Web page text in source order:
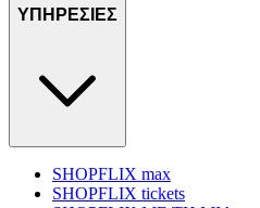
ΥΠΗΡΕΣΙΕΣ
SHOPFLIX max
SHOPFLIX tickets